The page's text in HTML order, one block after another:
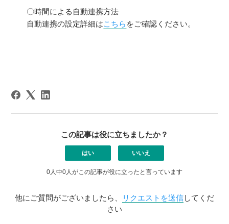
〇時間による自動連携方法
自動連携の設定詳細はこちら をご確認ください。
この記事は役に立ちましたか？
はい いいえ
0人中0人がこの記事が役に立ったと言っています
他にご質問がございましたら、 リクエストを送信してくだ
さい